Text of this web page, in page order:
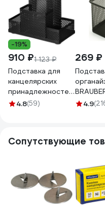
-19%
910 ₽1 123 ₽
Подставка для
канцелярских
принадлежностей
Attache Башня 4
4.8(59)
269 ₽
4.9
Сопутствующие